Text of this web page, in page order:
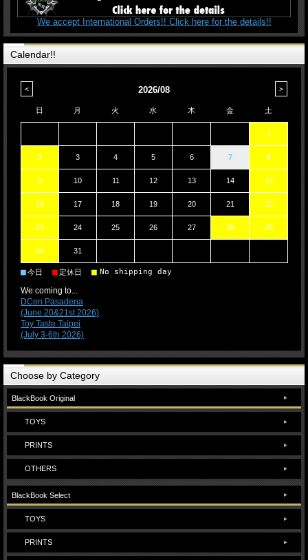
We accept International Orders!! Click here for the details!!
Calendar!!
2026/08
日 月 火 水 木 金 土
1
2 3 4 5 6 7 8
9 10 11 12 13 14 15
16 17 18 19 20 21 22
23 24 25 26 27 28 29
30 31
■今日 ■定休日 ■ No shipping day
We coming to...
DCon Pasadena
(June 20&21st 2026)
Toy Taste Taipei
(July 3-6th 2026)
Choose by Category
BlackBook Original
TOYS
PRINTS
OTHERS
BlackBook Select
TOYS
PRINTS